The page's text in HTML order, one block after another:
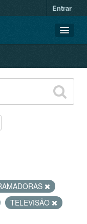
Entrar
TELEVISÃO